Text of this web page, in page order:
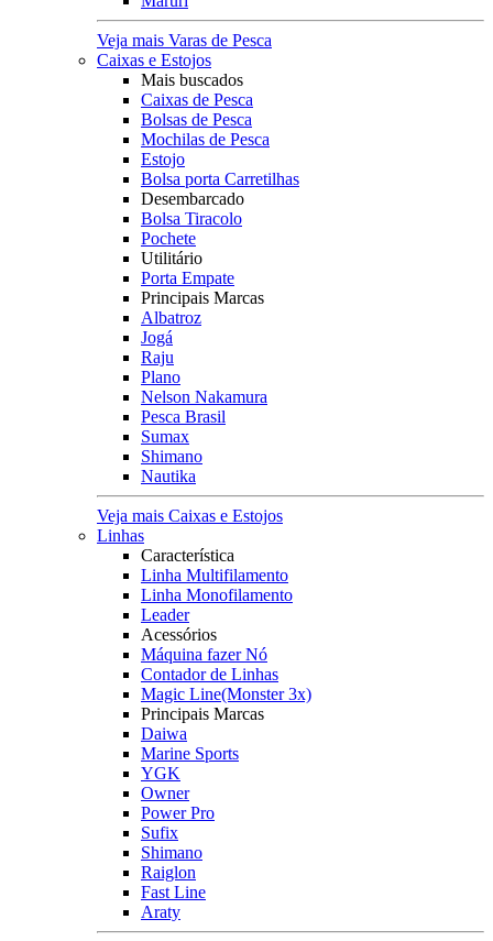
Veja mais Varas de Pesca
Caixas e Estojos
Mais buscados
Caixas de Pesca
Bolsas de Pesca
Mochilas de Pesca
Estojo
Bolsa porta Carretilhas
Desembarcado
Bolsa Tiracolo
Pochete
Utilitário
Porta Empate
Principais Marcas
Albatroz
Jogá
Raju
Plano
Nelson Nakamura
Pesca Brasil
Sumax
Shimano
Nautika
Veja mais Caixas e Estojos
Linhas
Característica
Linha Multifilamento
Linha Monofilamento
Leader
Acessórios
Máquina fazer Nó
Contador de Linhas
Magic Line(Monster 3x)
Principais Marcas
Daiwa
Marine Sports
YGK
Owner
Power Pro
Sufix
Shimano
Raiglon
Fast Line
Araty